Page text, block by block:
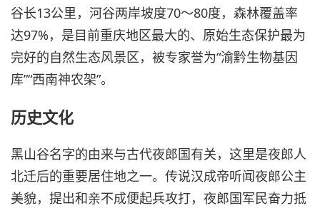
谷长13公里，河谷两岸坡度70～80度，森林覆盖率
达97%，是目前重庆地区最大的、原始生态保护最为
完好的自然生态风景区，被专家誉为“渝黔生物基因
库”“西南神农架”。
历史文化
黑山谷名字的由来与古代夜郎国有关，这里是夜郎人
北迁后的重要居住地之一。传说汉成帝听闻夜郎公主
美貌，提出和亲不成便起兵攻打，夜郎国军民奋力抵